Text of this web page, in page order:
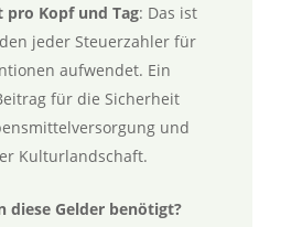
pro Kopf und Tag: Das ist
jeder Steuerzahler für
aufwendet. Ein
für die Sicherheit
und
Kulturlandschaft.
diese Gelder benötigt?